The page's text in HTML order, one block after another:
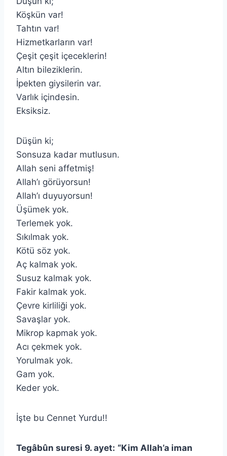
Köşkün var!
Tahtın var!
Hizmetkarların var!
Çeşit çeşit içeceklerin!
Altın bileziklerin.
İpekten giysilerin var.
Varlık içindesin.
Eksiksiz.
Düşün ki;
Sonsuza kadar mutlusun.
Allah seni affetmiş!
Allah’ı görüyorsun!
Allah’ı duyuyorsun!
Üşümek yok.
Terlemek yok.
Sıkılmak yok.
Kötü söz yok.
Aç kalmak yok.
Susuz kalmak yok.
Fakir kalmak yok.
Çevre kirliliği yok.
Savaşlar yok.
Mikrop kapmak yok.
Acı çekmek yok.
Yorulmak yok.
Gam yok.
Keder yok.
İşte bu Cennet Yurdu!!
Tegâbûn suresi 9. ayet: “Kim Allah’a iman